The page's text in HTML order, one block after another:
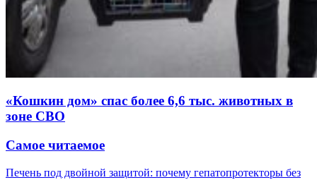
«Кошкин дом» спас более 6,6 тыс. животных в
зоне СВО
Самое читаемое
Печень под двойной защитой: почему гепатопротекторы без